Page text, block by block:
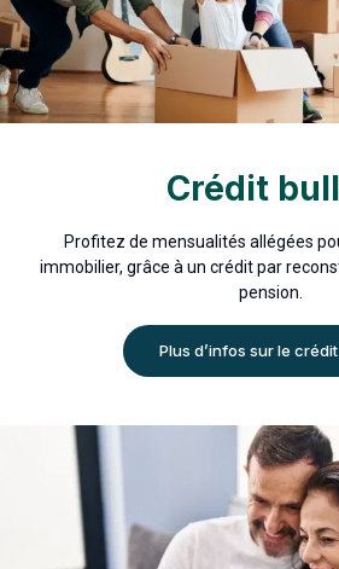
Crédit
Profitez de mensualités allégées
immobilier, grâce à un crédit par
pension.
Plus d’infos sur le